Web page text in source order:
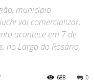
município
vai comercializar,
acontece em 7 de
no Largo do Rosário,
0
688